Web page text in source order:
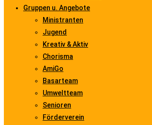
Gruppen u. Angebote
Ministranten
Jugend
Kreativ & Aktiv
Chorisma
AmiGo
Basarteam
Umweltteam
Senioren
Förderverein